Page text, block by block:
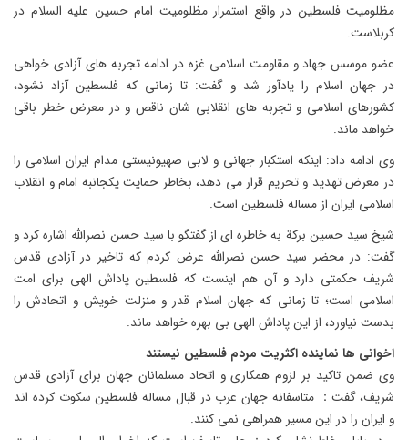
مظلومیت فلسطین در واقع استمرار مظلومیت امام حسین علیه السلام در
کربلاست.
عضو موسس جهاد و مقاومت اسلامی غزه در ادامه تجربه های آزادی خواهی
در جهان اسلام را یادآور شد و گفت: تا زمانی که فلسطین آزاد نشود،
کشورهای اسلامی و تجربه های انقلابی شان ناقص و در معرض خطر باقی
خواهد ماند.
وی ادامه داد: اینکه استکبار جهانی و لابی صهیونیستی مدام ایران اسلامی را
در معرض تهدید و تحریم قرار می دهد، بخاطر حمایت یکجانبه امام و انقلاب
اسلامی ایران از مساله فلسطین است.
شیخ سید حسین برکة به خاطره ای از گفتگو با سید حسن نصرالله اشاره کرد و
گفت: در محضر سید حسن نصرالله عرض کردم که تاخیر در آزادی قدس
شریف حکمتی دارد و آن هم اینست که فلسطین پاداش الهی برای امت
اسلامی است؛ تا زمانی که جهان اسلام قدر و منزلت خویش و اتحادش را
بدست نیاورد، از این پاداش الهی بی بهره خواهد ماند.
اخوانی ها نماینده اکثریت مردم فلسطین نیستند
وی ضمن تاکید بر لزوم همکاری و اتحاد مسلمانان جهان برای آزادی قدس
شریف، گفت： متاسفانه جهان عرب در قبال مساله فلسطین سکوت کرده اند
و ایران را در این مسیر همراهی نمی کنند.